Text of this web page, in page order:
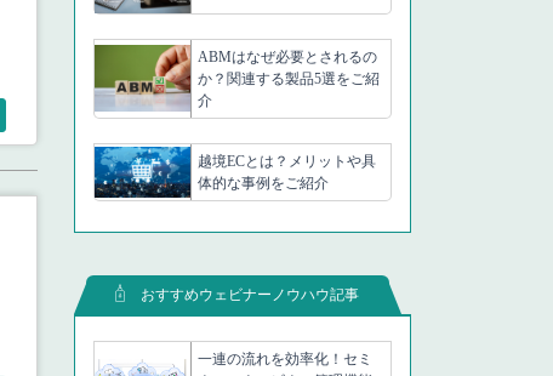
ABMはなぜ必要とされるの
か？関連する製品5選をご紹
介
越境ECとは？メリットや具
体的な事例をご紹介
おすすめウェビナーノウハウ記事
一連の流れを効率化！セミ